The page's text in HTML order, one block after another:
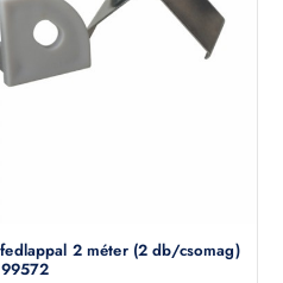
2 méter (2 db/csomag)